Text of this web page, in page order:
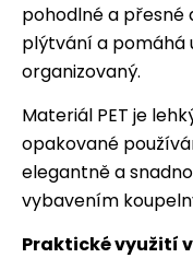
pohodlné a
plýtvání a pomáhá
organizovaný.
Materiál PET je
opakované
elegantně a
vybavením
Praktické využití